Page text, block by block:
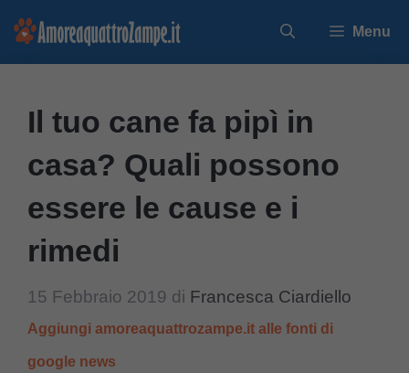
Vai
Menu
Il tuo cane fa pipì in
casa? Quali possono
essere le cause e i
rimedi
15 Febbraio 2019 di Francesca Ciardiello
Aggiungi amoreaquattrozampe.it alle fonti di
google news